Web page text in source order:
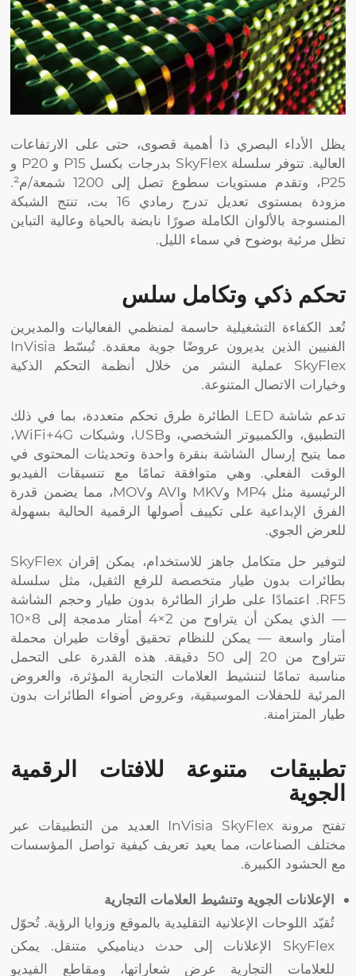
يظل الأداء البصري ذا أهمية قصوى، حتى على الارتفاعات
العالية. تتوفر سلسلة SkyFlex بدرجات بكسل P15 و P20 و
P25، وتقدم مستويات سطوع تصل إلى 1200 شمعة/م².
مزودة بمستوى تعديل تدرج رمادي 16 بت، تنتج الشبكة
المنسوجة بالألوان الكاملة صورًا نابضة بالحياة وعالية التباين
تظل مرئية بوضوح في سماء الليل.
تحكم ذكي وتكامل سلس
تُعد الكفاءة التشغيلية حاسمة لمنظمي الفعاليات والمديرين
الفنيين الذين يديرون عروضًا جوية معقدة. تُبسّط InVisia
SkyFlex عملية النشر من خلال أنظمة التحكم الذكية
وخيارات الاتصال المتنوعة.
تدعم شاشة LED الطائرة طرق تحكم متعددة، بما في ذلك
التطبيق، والكمبيوتر الشخصي، وUSB، وشبكات WiFi+4G،
مما يتيح إرسال الشاشة بنقرة واحدة وتحديثات المحتوى في
الوقت الفعلي. وهي متوافقة تمامًا مع تنسيقات الفيديو
الرئيسية مثل MP4 وMKV وAVI وMOV، مما يضمن قدرة
الفرق الإبداعية على تكييف أصولها الرقمية الحالية بسهولة
للعرض الجوي.
لتوفير حل متكامل جاهز للاستخدام، يمكن إقران SkyFlex
بطائرات بدون طيار متخصصة للرفع الثقيل، مثل سلسلة
RF5. اعتمادًا على طراز الطائرة بدون طيار وحجم الشاشة
— الذي يمكن أن يتراوح من 2×4 أمتار مدمجة إلى 8×10
أمتار واسعة — يمكن للنظام تحقيق أوقات طيران محملة
تتراوح من 20 إلى 50 دقيقة. هذه القدرة على التحمل
مناسبة تمامًا لتنشيط العلامات التجارية المؤثرة، والعروض
المرئية للحفلات الموسيقية، وعروض أضواء الطائرات بدون
طيار المتزامنة.
تطبيقات متنوعة للافتات الرقمية
الجوية
تفتح مرونة InVisia SkyFlex العديد من التطبيقات عبر
مختلف الصناعات، مما يعيد تعريف كيفية تواصل المؤسسات
مع الحشود الكبيرة.
الإعلانات الجوية وتنشيط العلامات التجارية
تُقيّد اللوحات الإعلانية التقليدية بالموقع وزوايا الرؤية. تُحوّل
SkyFlex الإعلانات إلى حدث ديناميكي متنقل. يمكن
للعلامات التجارية عرض شعاراتها، ومقاطع الفيديو